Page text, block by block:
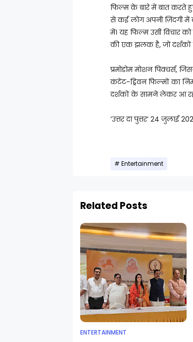
फिल्म के बारे में बात करते हुए
से कई लोग अपनी ज़िंदगी
में। यह फिल्म उसी विचार
की एक झलक है, जो दर्शकों
प्रमोडोम मोशन पिक्चर्स,
कंटेंट-ड्रिवन फिल्मों का
दर्शकों के सामने लेकर आ
‘उत्तर दा पुत्तर’ 24 जुलाई
Entertainment
Related Posts
ENTERTAINMENT